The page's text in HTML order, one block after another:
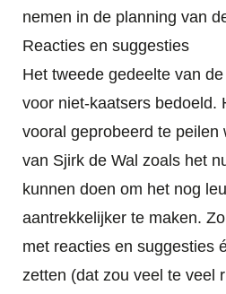
nemen in de planning van
Reacties en suggesties
Het tweede gedeelte van
voor niet-kaatsers bedoeld.
vooral geprobeerd te peilen
van Sjirk de Wal zoals het
kunnen doen om het nog
aantrekkelijker te maken.
met reacties en suggesties
zetten (dat zou veel te veel